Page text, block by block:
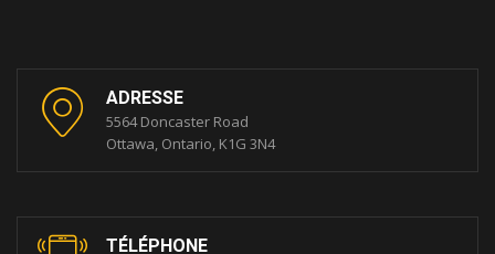
ADRESSE
5564 Doncaster Road
Ottawa, Ontario, K1G 3N4
TÉLÉPHONE